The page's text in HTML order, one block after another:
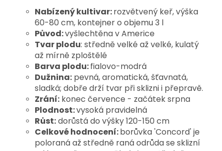
Nabízený kultivar:rozvětvený keř, výška
60-80 cm, kontejner o objemu 3 l
Původ:vyšlechtěna v Americe
Tvar plodu: středně velké až velké, kulatý
až mírně zploštělé
Barva plodu:fialovo-modrá
Dužnina: pevná, aromatická, šťavnatá,
sladká; dobře drží tvar při sklizni i přepravě.
Zrání: konec července - začátek srpna
Plodnost:vysoká pravidelná
Růst:dorůstá do výšky 120-150 cm
Celkové hodnocení:borůvka 'Concord' je
poloraná až středně raná odrůda se sklizní